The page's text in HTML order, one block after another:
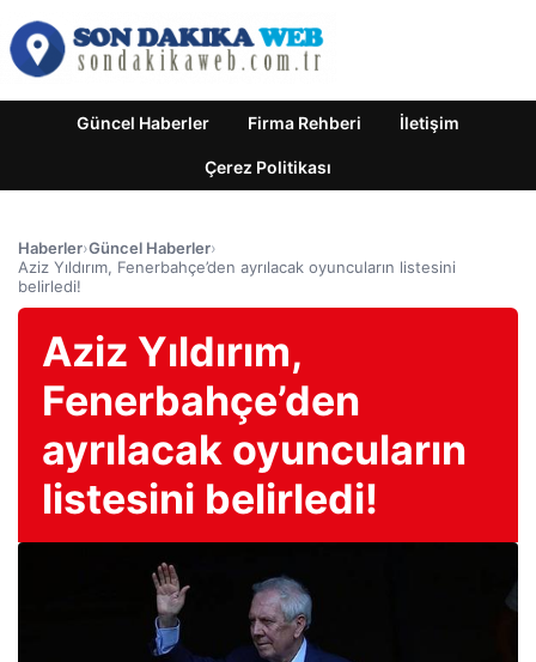
Güncel Haberler Firma Rehberi İletişim
Çerez Politikası
Haberler›Güncel Haberler›
Aziz Yıldırım, Fenerbahçe’den ayrılacak oyuncuların listesini
belirledi!
Aziz Yıldırım,
Fenerbahçe’den
ayrılacak oyuncuların
listesini belirledi!